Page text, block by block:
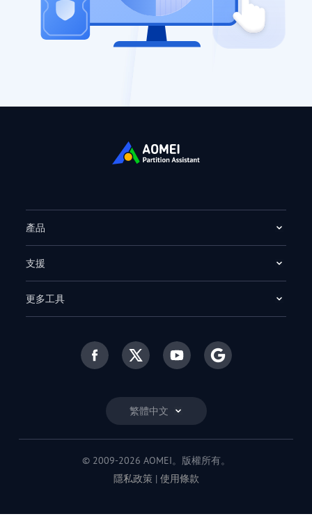
繁體中文
產品
支援
更多工具
© 2009-2026 AOMEI。版權所有。
隱私政策 | 使用條款